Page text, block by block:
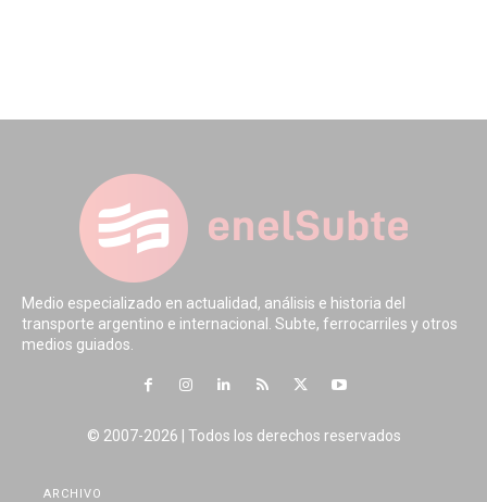
Medio especializado en actualidad, análisis e historia del
transporte argentino e internacional. Subte, ferrocarriles y otros
medios guiados.
© 2007-2026 | Todos los derechos reservados
ARCHIVO